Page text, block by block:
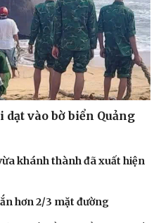
vào bờ biển Quảng
khánh thành đã xuất hiện
hơn 2/3 mặt đường